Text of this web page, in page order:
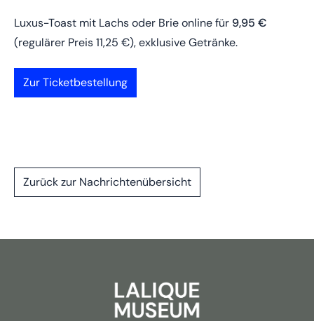
Luxus-Toast mit Lachs oder Brie online für 9,95 €
(regulärer Preis 11,25 €), exklusive Getränke.
Zur Ticketbestellung
Zurück zur Nachrichtenübersicht